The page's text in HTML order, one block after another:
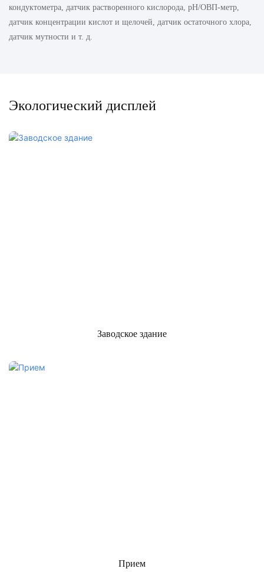
кондуктометра, датчик растворенного кислорода, pH/ОВП-метр,
датчик концентрации кислот и щелочей, датчик остаточного хлора,
датчик мутности и т. д.
Экологический дисплей
Заводское здание
Прием